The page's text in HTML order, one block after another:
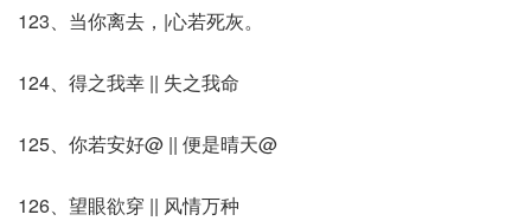
123、当你离去，|心若死灰。
124、得之我幸 || 失之我命
125、你若安好@ || 便是晴天@
126、望眼欲穿 || 风情万种